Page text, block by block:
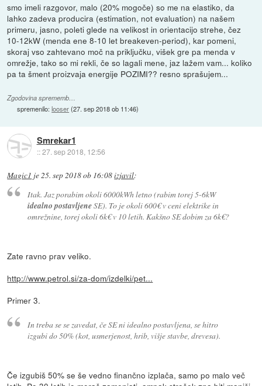
smo imeli razgovor, malo (20% mogoče) so me na elastiko, da
lahko zadeva producira (estimation, not evaluation) na našem
primeru, jasno, poleti glede na velikost in orientacijo strehe, čez
10-12kW (menda ene 8-10 let breakeven-period), kar pomeni,
skoraj vso zahtevano moč na priključku, višek gre pa menda v
omrežje, tako so mi rekli, če so lagali mene, jaz lažem vam... koliko
pa ta šment proizvaja energije POZIMI?? resno sprašujem...
Zgodovina sprememb…
spremenilo:looser(27. sep 2018 ob 11:46)
Smrekar1
::27. sep 2018, 12:56
Magic1 je25. sep 2018 ob 16:08izjavil:
Itak. Jaz porabim okoli 6000kWh letno (rabim torej 5-6kW
idealno postavljeneSE). To je okoli 600€ v ceni elektrike in
omrežnine, torej okoli 6k€ v 10 letih. Kakšno SE dobim za 6k€?
Zate ravno prav veliko.
http://www.petrol.si/za-dom/izdelki/pet...
Primer 3.
In treba se se zavedat, če SE ni idealno postavljena, se hitro
izgubi do 50% (kot, usmerjenost, hrib, višje stavbe, drevesa).
Če izgubiš 50% se še vedno finančno izplača, samo po malo več